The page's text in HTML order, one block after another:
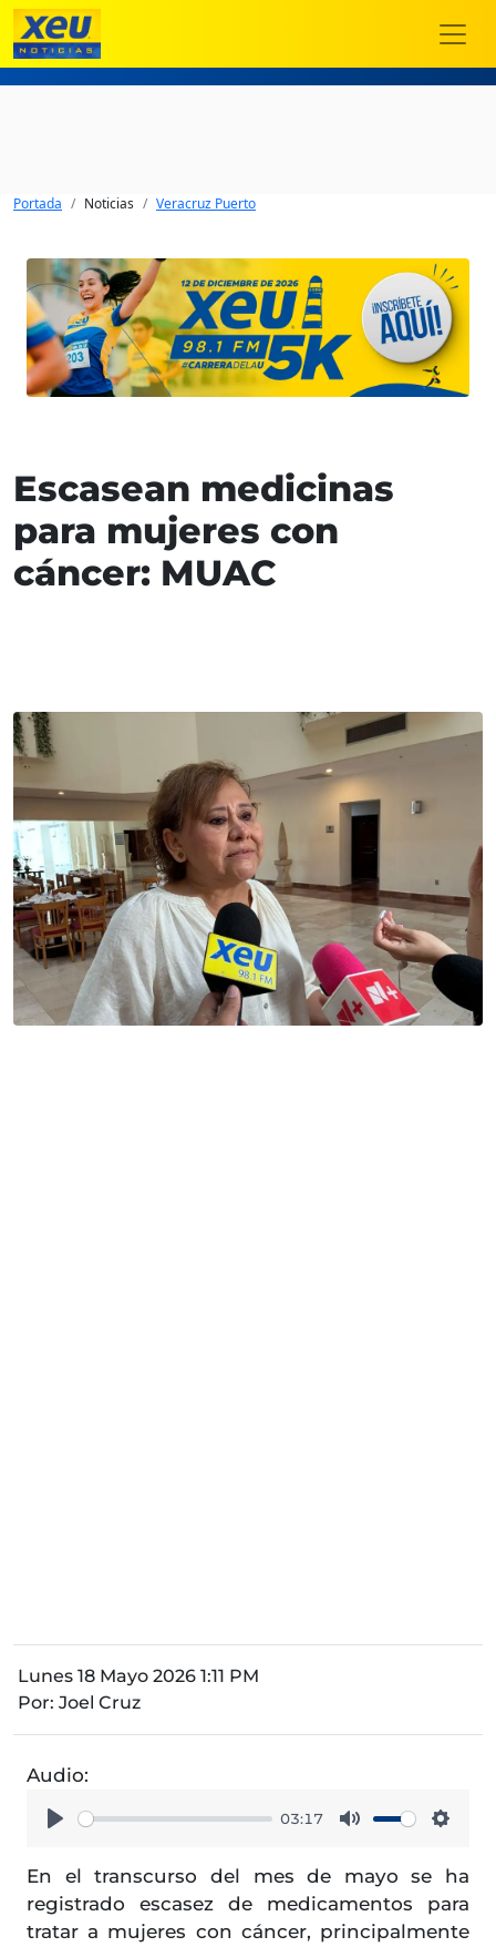
Portada Noticias Veracruz Puerto
Escasean medicinas
para mujeres con
cáncer: MUAC
Lunes 18 Mayo 2026 1:11 PM
Por: Joel Cruz
Audio:
03:17
En el transcurso del mes de mayo se ha
registrado escasez de medicamentos para
tratar a mujeres con cáncer, principalmente